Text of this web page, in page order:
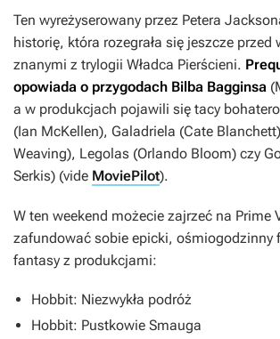
Ten wyreżyserowany przez Petera
historię, która rozegrała się jeszcze przed
znanymi z trylogii Władca Pierścieni.
opowiada o przygodach Bilba Bagginsa
a w produkcjach pojawili się tacy
(Ian McKellen), Galadriela (Cate
Weaving), Legolas (Orlando Bloom) czy
Serkis) (vide MoviePilot).
W ten weekend możecie zajrzeć na Prime
zafundować sobie epicki, ośmiogodzinny
fantasy z produkcjami:
Hobbit: Niezwykła podróż
Hobbit: Pustkowie Smauga